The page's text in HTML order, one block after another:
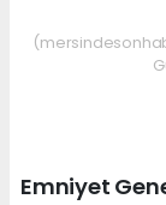
Emniyet